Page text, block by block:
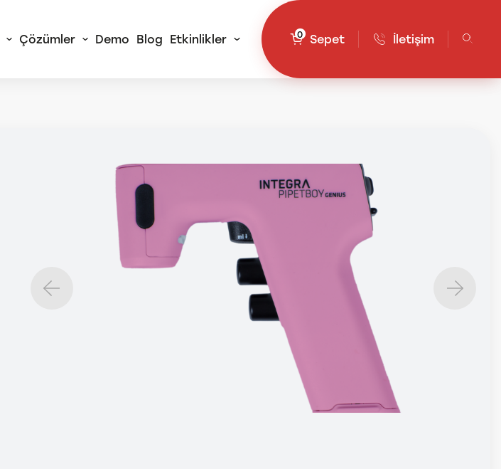
Çözümler Demo Blog Etkinlikler 0 Sepet İletişim